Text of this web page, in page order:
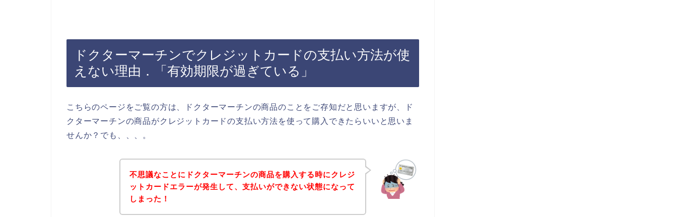
ドクターマーチンでクレジットカードの支払い方法が使
えない理由．「有効期限が過ぎている」
こちらのページをご覧の方は、ドクターマーチンの商品のことをご存知だと思いますが、ド
クターマーチンの商品がクレジットカードの支払い方法を使って購入できたらいいと思いま
せんか？でも、、、。
不思議なことにドクターマーチンの商品を購入する時にクレジ
ットカードエラーが発生して、支払いができない状態になって
しまった！